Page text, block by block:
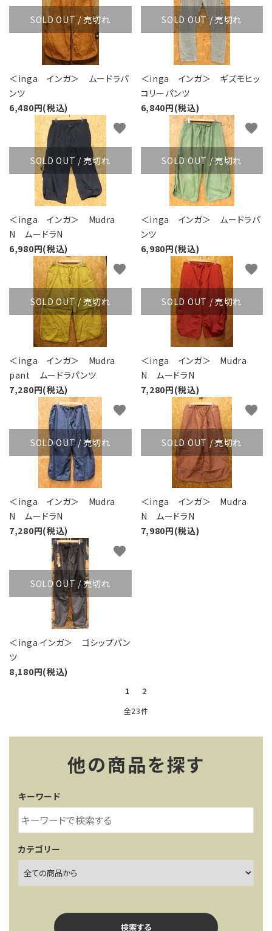
SOLD OUT / 売切れ
＜inga インガ＞ ムードラパ
ンツ
6,480円(税込)
SOLD OUT / 売切れ
＜inga インガ＞ ギズモヒッ
コリーパンツ
6,840円(税込)
SOLD OUT / 売切れ
＜inga インガ＞ Mudra
N ムードラN
6,980円(税込)
favorite
SOLD OUT / 売切れ
＜inga インガ＞ ムードラパ
ンツ
6,980円(税込)
favorite
SOLD OUT / 売切れ
＜inga インガ＞ Mudra
pant ムードラパンツ
7,280円(税込)
favorite
SOLD OUT / 売切れ
＜inga インガ＞ Mudra
N ムードラN
7,280円(税込)
favorite
SOLD OUT / 売切れ
＜inga インガ＞ Mudra
N ムードラN
7,280円(税込)
favorite
SOLD OUT / 売切れ
＜inga インガ＞ Mudra
N ムードラN
7,980円(税込)
favorite
SOLD OUT / 売切れ
＜inga インガ＞ ゴシップパン
ツ
8,180円(税込)
favorite
1
2
全23件
他の商品を探す
キーワード
カテゴリー
検索する